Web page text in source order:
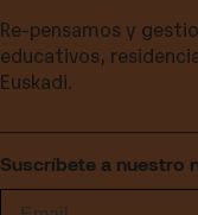
Re-pensamos y
educativos,
Euskadi.
Suscríbete a nuestro